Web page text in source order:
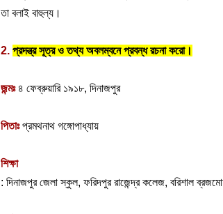
তা বলাই বাহুল্য।
2. প্রদন্ত্র সূত্র ও তথ্য অবলম্বনে প্রবন্ধ রচনা করো।
জন্মঃ ৪ ফেব্রুয়ারি ১৯১৮, দিনাজপুর
পিতাঃ প্রমথনাথ গঙ্গোপাধ্যায়
শিক্ষা
: দিনাজপুর জেলা স্কুল, ফরিদপুর রাজেন্দ্র কলেজ, বরিশাল